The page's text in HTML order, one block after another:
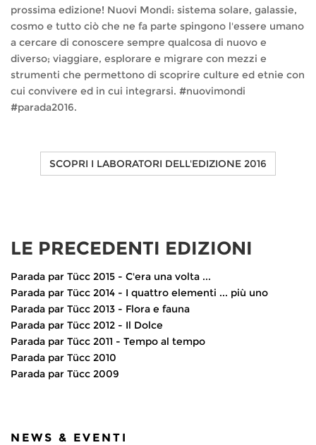
prossima edizione! Nuovi Mondi: sistema solare, galassie,
cosmo e tutto ciò che ne fa parte spingono l'essere umano
a cercare di conoscere sempre qualcosa di nuovo e
diverso; viaggiare, esplorare e migrare con mezzi e
strumenti che permettono di scoprire culture ed etnie con
cui convivere ed in cui integrarsi. ‪#‎nuovimondi‬
‪#‎parada2016‬.
SCOPRI I LABORATORI DELL'EDIZIONE 2016
LE PRECEDENTI EDIZIONI
Parada par Tücc 2015 - C'era una volta ...
Parada par Tücc 2014 - I quattro elementi ... più uno
Parada par Tücc 2013 - Flora e fauna
Parada par Tücc 2012 - Il Dolce
Parada par Tücc 2011 - Tempo al tempo
Parada par Tücc 2010
Parada par Tücc 2009
NEWS & EVENTI